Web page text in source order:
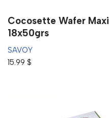
Cocosette Wafer Maxi
18x50grs
SAVOY
15.99 $